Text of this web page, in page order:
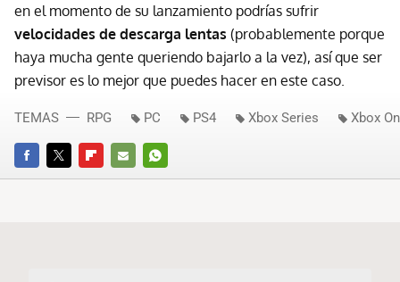
en el momento de su lanzamiento podrías sufrir
velocidades de descarga lentas (probablemente porque
haya mucha gente queriendo bajarlo a la vez), así que ser
previsor es lo mejor que puedes hacer en este caso.
FACEBOOKTWITTERFLIPBOARD
E-
WHATSAPP
TEMAS RPG PC PS4 Xbox Series Xbox